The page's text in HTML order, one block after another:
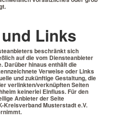
Links
beschränkt sich
auf die vom Diensteanbieter
Darüber hinaus enthält die
Verweise oder Links
und zukünftige Gestaltung, die
verlinkten/verknüpften Seiten
keinerlei Einfluss. Für den
Anbieter der Seite
Kreisverband Musterstadt e.V.